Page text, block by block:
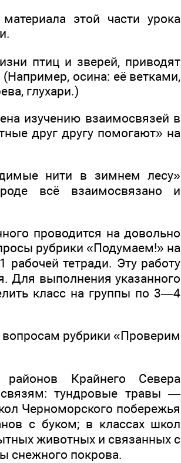
этой части урока
птиц и зверей, приводят
осина: её ветками,
глухари.)
изучению взаимосвязей в
друг другу помогают» на
нити в зимнем лесу»
всё взаимосвязано и
проводится на довольно
рубрики «Подумаем!» на
тетради. Эту работу
Для выполнения указанного
класс на группы по 3—4
вопросам рубрики «Проверим
Крайнего Севера
тундровые травы —
Черноморского побережья
с буком; в классах школ
животных и связанных с
снежного покрова.